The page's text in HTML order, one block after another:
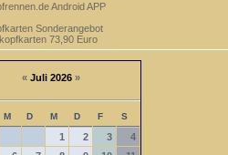
Android APP
Sonderangebot
73,90 Euro
« Juli 2026 »
M D M D F S
1 2 3
4